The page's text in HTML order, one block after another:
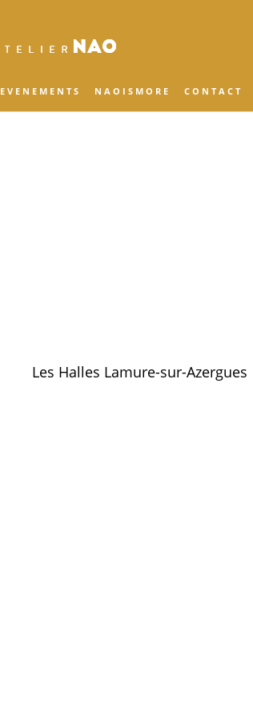
E V E N E M E N T S N A O I S M O R E C O N T A C T
Les Halles Lamure-sur-Azergues